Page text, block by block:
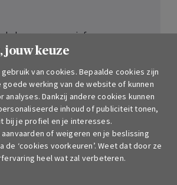
voor meer info over een
op de premies, de
Contacteer me
jouw keuze
van cookies. Bepaalde cookies zijn
werking van de website of kunnen
analyses. Dankzij andere cookies kunnen
inhoud of publiciteit tonen,
bij je profiel en je interesses.
of weigeren en je beslissing
de ‘cookies voorkeuren’. Weet dat door ze
heel wat zal verbeteren.